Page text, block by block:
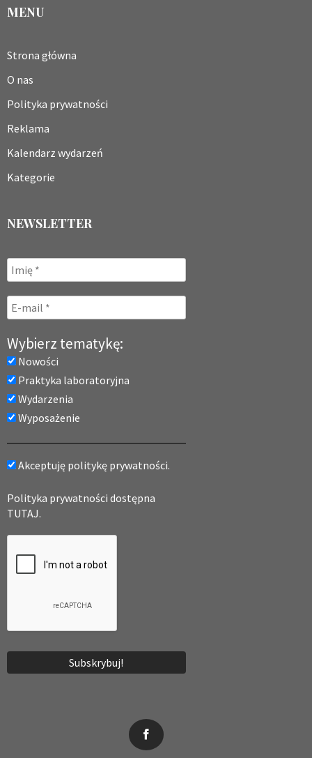
MENU
Strona główna
O nas
Polityka prywatności
Reklama
Kalendarz wydarzeń
Kategorie
NEWSLETTER
Wybierz tematykę:
Nowości
Praktyka laboratoryjna
Wydarzenia
Wyposażenie
Akceptuję politykę prywatności.
Polityka prywatności dostępna
TUTAJ.